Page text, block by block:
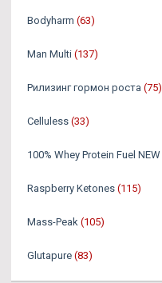
Bodyharm (63)
Man Multi (137)
Рилизинг гормон роста (75)
Celluless (33)
100% Whey Protein Fuel NEW
Raspberry Ketones (115)
Mass-Peak (105)
Glutapure (83)